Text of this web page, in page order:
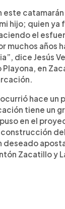
este
hijo; quien ya
el
muchos años
dice Jesús
en
hace un
tiene un
en el
construcción
deseado
Zacatillo y